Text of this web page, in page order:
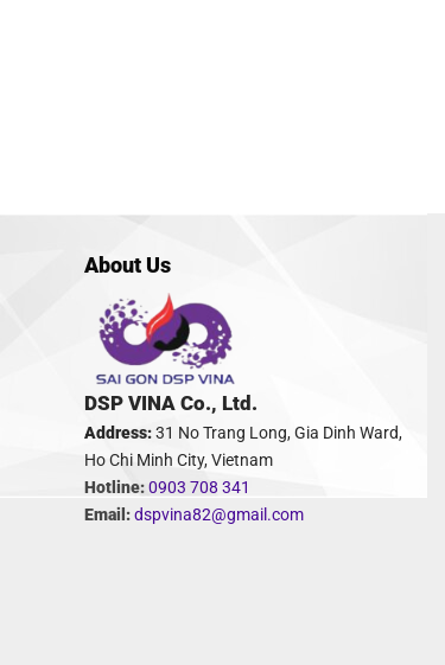
About Us
DSP VINA Co., Ltd.
Address:31 No Trang Long, Gia Dinh Ward,
Ho Chi Minh City, Vietnam
Hotline: 0903 708 341
Email: dspvina82@gmail.com